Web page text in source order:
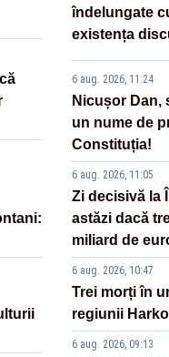
îndelungate
existența
6 aug. 2026, 11:24
Nicușor Dan,
un nume de
Constituția!
6 aug. 2026, 11:05
Zi decisivă la
astăzi dacă
miliard de
6 aug. 2026, 10:47
Trei morți în
regiunii
6 aug. 2026, 09:13